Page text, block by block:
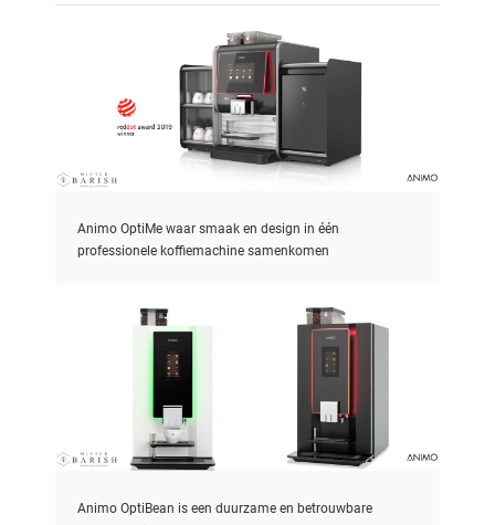
Animo OptiMe waar smaak en design in één
professionele koffiemachine samenkomen
Animo OptiBean is een duurzame en betrouwbare